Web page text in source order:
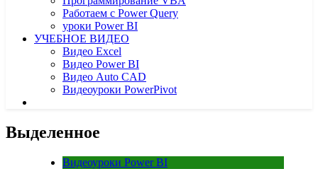
Работаем с Power Query
уроки Power BI
УЧЕБНОЕ ВИДЕО
Видео Excel
Видео Power BI
Видео Auto CAD
Видеоуроки PowerPivot
Выделенное
Видеоуроки Power BI